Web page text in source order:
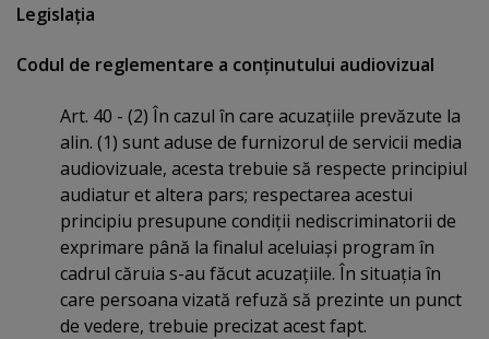
Legislaţia
Codul de reglementare a conţinutului audiovizual
Art. 40 - (2) În cazul în care acuzaţiile prevăzute la
alin. (1) sunt aduse de furnizorul de servicii media
audiovizuale, acesta trebuie să respecte principiul
audiatur et altera pars; respectarea acestui
principiu presupune condiţii nediscriminatorii de
exprimare până la finalul aceluiaşi program în
cadrul căruia s-au făcut acuzaţiile. În situaţia în
care persoana vizată refuză să prezinte un punct
de vedere, trebuie precizat acest fapt.